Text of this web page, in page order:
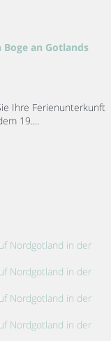
an Gotlands
Ihre Ferienunterkunft
19....